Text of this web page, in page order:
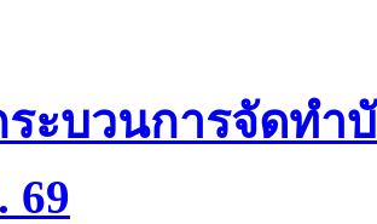
ระบวนการจัดทำ
69